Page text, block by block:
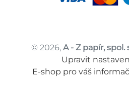
© 2026, A - Z papír, spol.
Upravit
E-shop pro váš